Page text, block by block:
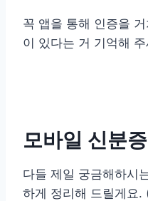
꼭 앱을 통해 인증을
이 있다는 거 기억해
모바일 신분
다들 제일 궁금해하시
하게 정리해 드릴게요.